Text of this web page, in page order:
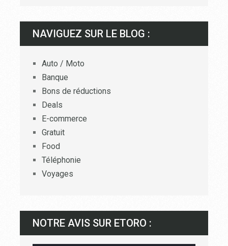
NAVIGUEZ SUR LE BLOG :
Auto / Moto
Banque
Bons de réductions
Deals
E-commerce
Gratuit
Food
Téléphonie
Voyages
NOTRE AVIS SUR ETORO :